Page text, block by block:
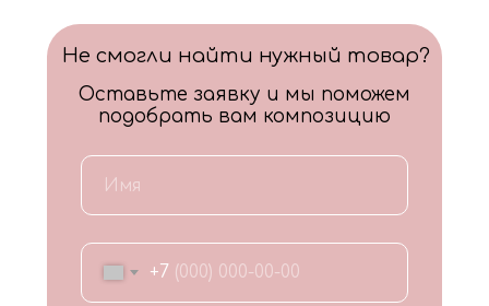
+7
Не смогли найти нужный товар?
Оставьте заявку и мы поможем
подобрать вам композицию